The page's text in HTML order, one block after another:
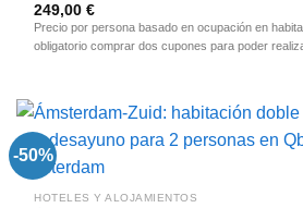
249,00€
Precio por persona basado en ocupación en
obligatorio comprar dos cupones para poder
-50%
HOTELES Y ALOJAMIENTOS